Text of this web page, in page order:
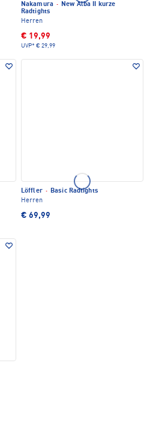
Nakamura · New Alba II kurze
Radtights
Herren
€ 19,99
UVP* € 29,99
Löffler · Basic Radtights
Herren
€ 69,99